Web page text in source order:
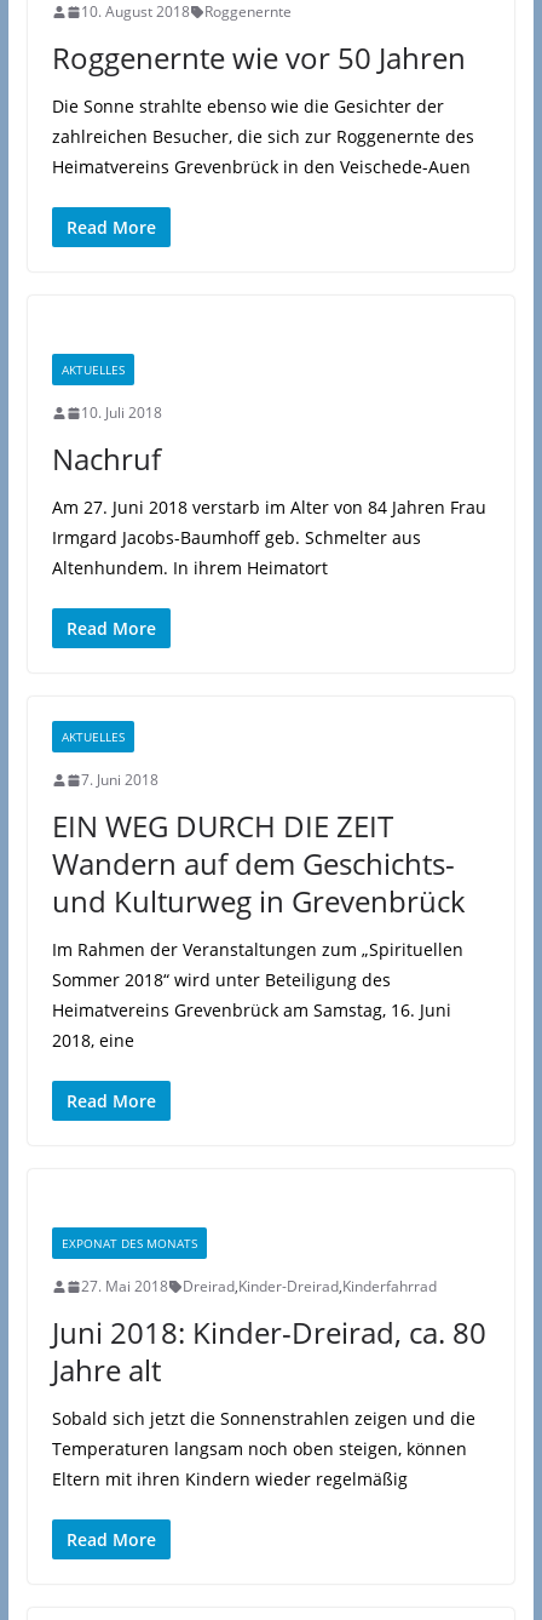
10. August 2018 Roggenernte
Roggenernte wie vor 50 Jahren
Die Sonne strahlte ebenso wie die Gesichter der
zahlreichen Besucher, die sich zur Roggenernte des
Heimatvereins Grevenbrück in den Veischede-Auen
Read More
AKTUELLES
10. Juli 2018
Nachruf
Am 27. Juni 2018 verstarb im Alter von 84 Jahren Frau
Irmgard Jacobs-Baumhoff geb. Schmelter aus
Altenhundem. In ihrem Heimatort
Read More
AKTUELLES
7. Juni 2018
EIN WEG DURCH DIE ZEIT
Wandern auf dem Geschichts-
und Kulturweg in Grevenbrück
Im Rahmen der Veranstaltungen zum „Spirituellen
Sommer 2018“ wird unter Beteiligung des
Heimatvereins Grevenbrück am Samstag, 16. Juni
2018, eine
Read More
EXPONAT DES MONATS
27. Mai 2018 Dreirad,Kinder-Dreirad,Kinderfahrrad
Juni 2018: Kinder-Dreirad, ca. 80
Jahre alt
Sobald sich jetzt die Sonnenstrahlen zeigen und die
Temperaturen langsam noch oben steigen, können
Eltern mit ihren Kindern wieder regelmäßig
Read More